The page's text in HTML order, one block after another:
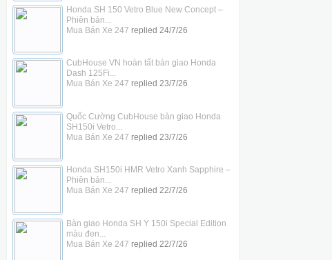
Honda SH 150 Vetro Blue New Concept –
Phiên bản...
Mua Bán Xe 247 replied 24/7/26
CubHouse VN hoàn tất bàn giao Honda
Dash 125Fi...
Mua Bán Xe 247 replied 23/7/26
Quốc Cường CubHouse bàn giao Honda
SH150i Vetro...
Mua Bán Xe 247 replied 23/7/26
Honda SH150i HMR Vetro Xanh Sapphire –
Phiên bản...
Mua Bán Xe 247 replied 22/7/26
Bàn giao Honda SH Ý 150i Special Edition
màu đen...
Mua Bán Xe 247 replied 22/7/26